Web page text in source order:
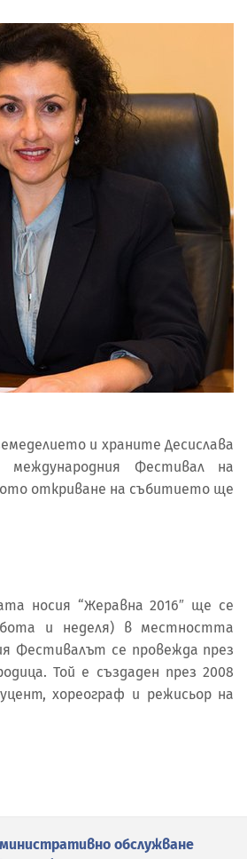
и храните Десислава
Фестивал на
откриване на събитието ще
носия “Жеравна 2016″ ще се
и неделя) в местността
Фестивалът се провежда през
Той е създаден през 2008
хореограф и режисьор на
обслужване